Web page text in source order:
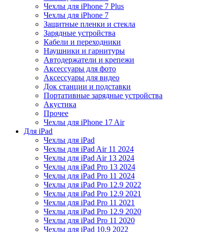
Чехлы для iPhone 7 Plus
Чехлы для iPhone 7
Защитные пленки и стекла
Зарядные устройства
Кабели и переходники
Наушники и гарнитуры
Автодержатели и крепежи
Аксессуары для фото
Аксессуары для видео
Док станции и подставки
Портативные зарядные устройства
Акустика
Прочее
Чехлы для iPhone 17 Air
Для iPad
Чехлы для iPad
Чехлы для iPad Air 11 2024
Чехлы для iPad Air 13 2024
Чехлы для iPad Pro 13 2024
Чехлы для iPad Pro 11 2024
Чехлы для iPad Pro 12.9 2022
Чехлы для iPad Pro 12.9 2021
Чехлы для iPad Pro 11 2021
Чехлы для iPad Pro 12.9 2020
Чехлы для iPad Pro 11 2020
Чехлы для iPad 10.9 2022